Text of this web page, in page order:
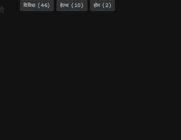
बनना!
विविधा(46) हेल्थ (10) होम(2)